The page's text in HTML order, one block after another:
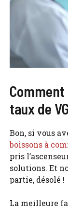
taux de
Bon, si vous
boissons à
pris
solutions. Et
partie, désolé !
La meilleure